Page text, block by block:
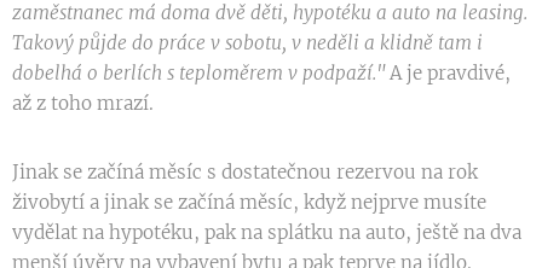
zaměstnanec má doma dvě děti, hypotéku a auto na leasing.
Takový půjde do práce v sobotu, v neděli a klidně tam i
dobelhá o berlích s teploměrem v podpaží."A je pravdivé,
až z toho mrazí.
Jinak se začíná měsíc s dostatečnou rezervou na rok
živobytí a jinak se začíná měsíc, když nejprve musíte
vydělat na hypotéku, pak na splátku na auto, ještě na dva
menší úvěry na vybavení bytu a pak teprve na jídlo.